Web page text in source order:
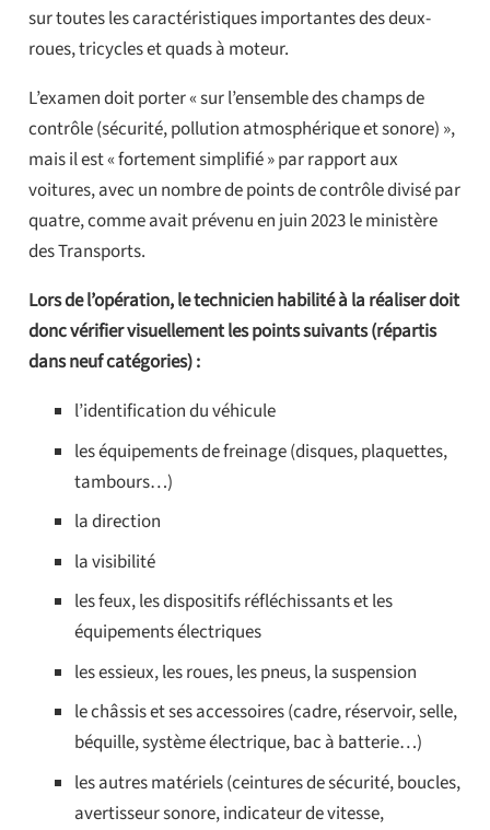
sur toutes les caractéristiques importantes des deux-
roues, tricycles et quads à moteur.
L’examen doit porter « sur l’ensemble des champs de
contrôle (sécurité, pollution atmosphérique et sonore) »,
mais il est « fortement simplifié » par rapport aux
voitures, avec un nombre de points de contrôle divisé par
quatre, comme avait prévenu en juin 2023 le ministère
des Transports.
Lors de l’opération, le technicien habilité à la réaliser doit
donc vérifier visuellement les points suivants (répartis
dans neuf catégories) :
l’identification du véhicule
les équipements de freinage (disques, plaquettes,
tambours…)
la direction
la visibilité
les feux, les dispositifs réfléchissants et les
équipements électriques
les essieux, les roues, les pneus, la suspension
le châssis et ses accessoires (cadre, réservoir, selle,
béquille, système électrique, bac à batterie…)
les autres matériels (ceintures de sécurité, boucles,
avertisseur sonore, indicateur de vitesse,